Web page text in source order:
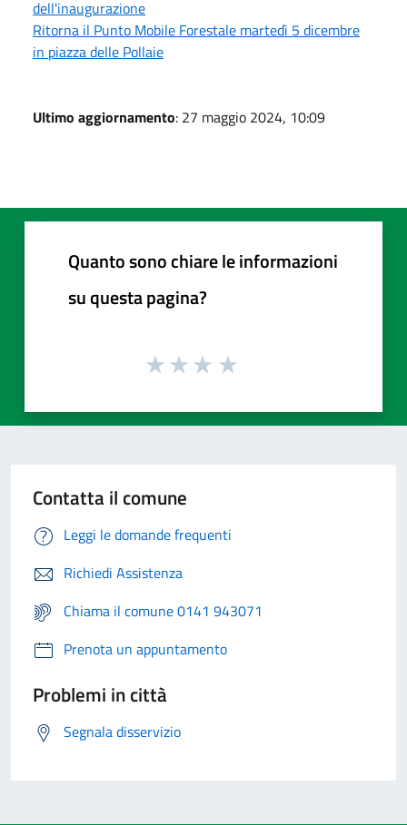
dell'inaugurazione
Ritorna il Punto Mobile Forestale martedì 5 dicembre
in piazza delle Pollaie
Ultimo aggiornamento: 27 maggio 2024, 10:09
Quanto sono chiare le informazioni
su questa pagina?
Contatta il comune
Leggi le domande frequenti
Richiedi Assistenza
Chiama il comune 0141 943071
Prenota un appuntamento
Problemi in città
Segnala disservizio